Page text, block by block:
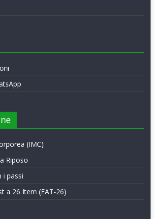
(IMC)
Riposo
i passi
a 26 Item (EAT-26)